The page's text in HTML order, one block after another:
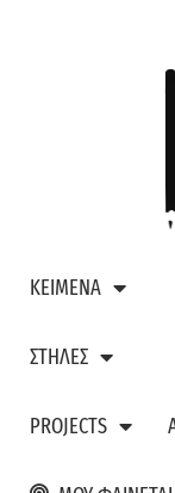
ΚΕΙΜΕΝΑ
ΣΤΗΛΕΣ
PROJECTS